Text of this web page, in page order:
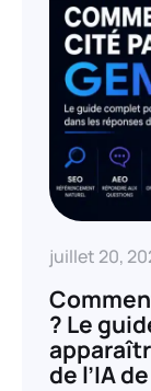
juillet 20,
? Le
de l’IA